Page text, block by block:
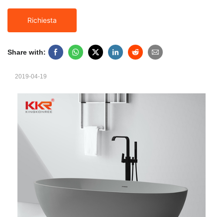
Richiesta
Share with:
2019-04-19